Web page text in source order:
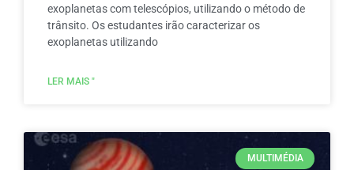
exoplanetas com telescópios, utilizando o método de
trânsito. Os estudantes irão caracterizar os
exoplanetas utilizando
LER MAIS "
MULTIMÉDIA